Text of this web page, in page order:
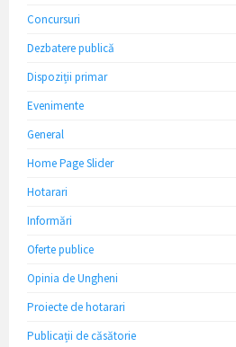
Concursuri
Dezbatere publică
Dispoziții primar
Evenimente
General
Home Page Slider
Hotarari
Informări
Oferte publice
Opinia de Ungheni
Proiecte de hotarari
Publicații de căsătorie